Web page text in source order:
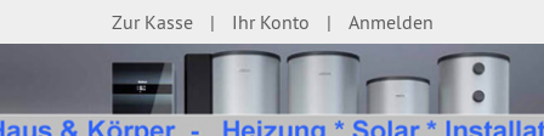
Zur Kasse Ihr Konto Anmelden